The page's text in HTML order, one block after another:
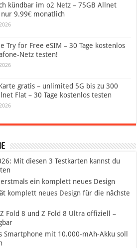
kündbar im o2 Netz – 75GB Allnet
9.99€ monatlich
Try for Free eSIM – 30 Tage kostenlos
Netz testen!
gratis – unlimited 5G bis zu 300
Flat – 30 Tage kostenlos testen
Mit diesen 3 Testkarten kannst du
ein komplett neues Design
komplett neues Design für die nächste
Fold 8 und Z Fold 8 Ultra offiziell –
Smartphone mit 10.000-mAh-Akku soll